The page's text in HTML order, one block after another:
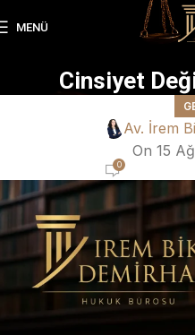
MENÜ
Cinsiyet
Av. İrem
On 15
0